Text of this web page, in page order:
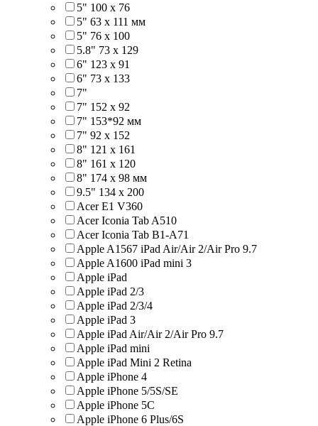
5" 100 x 76
5" 63 x 111 мм
5" 76 х 100
5.8" 73 x 129
6" 123 х 91
6" 73 х 133
7"
7" 152 x 92
7" 153*92 мм
7" 92 х 152
8" 121 х 161
8" 161 х 120
8" 174 x 98 мм
9.5" 134 x 200
Acer E1 V360
Acer Iconia Tab A510
Acer Iconia Tab B1-A71
Apple A1567 iPad Air/Air 2/Air Pro 9.7
Apple A1600 iPad mini 3
Apple iPad
Apple iPad 2/3
Apple iPad 2/3/4
Apple iPad 3
Apple iPad Air/Air 2/Air Pro 9.7
Apple iPad mini
Apple iPad Mini 2 Retina
Apple iPhone 4
Apple iPhone 5/5S/SE
Apple iPhone 5C
Apple iPhone 6 Plus/6S